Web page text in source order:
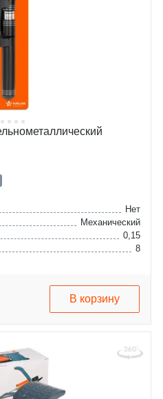
Нет
Механический
0,15
8
В корзину